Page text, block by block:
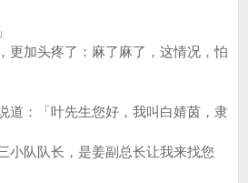
加头疼了：麻了麻了，这情况，怕
：「叶先生您好，我叫白婧茵，隶
小队队长，是姜副总长让我来找您